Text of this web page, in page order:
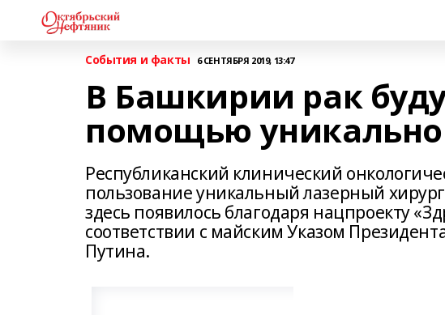
События и факты 6 СЕНТЯБРЯ 2019, 13:47
В Башкирии рак
помощью
Республиканский клинический
пользование уникальный лазерный
здесь появилось благодаря нацпроекту
соответствии с майским Указом
Путина.